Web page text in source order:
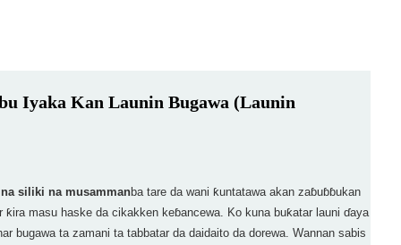
Iyaka Kan Launin Bugawa (Launin
siliki na musammanba tare da wani ƙuntatawa akan zaɓuɓɓukan
ƙira masu haske da cikakken keɓancewa. Ko kuna buƙatar launi ɗaya
bugawa ta zamani ta tabbatar da daidaito da dorewa. Wannan sabis